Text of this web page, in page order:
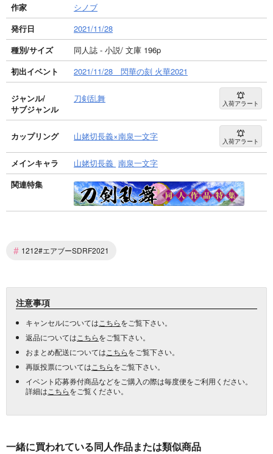
作家
シノブ
発行日
2021/11/28
種別/サイズ
同人誌 - 小説/ 文庫 196p
初出イベント
2021/11/28 閃華の刻 火華2021
ジャンル/
サブジャンル
刀剣乱舞 入荷アラート
カップリング 山姥切長義×南泉一文字 入荷アラート
メインキャラ 山姥切長義 南泉一文字
関連特集
# 1212#エアブーSDRF2021
注意事項
キャンセルについては こちらをご覧下さい。
返品については こちらをご覧下さい。
おまとめ配送については こちらをご覧下さい。
再販投票については こちらをご覧下さい。
イベント応募券付商品などをご購入の際は毎度便をご利用ください。
詳細は こちらをご覧ください。
一緒に買われている同人作品または類似商品